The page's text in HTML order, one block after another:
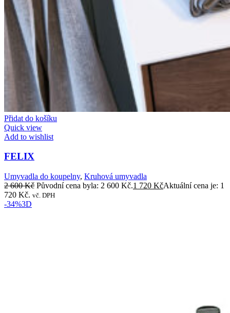
Přidat do košíku
Quick view
Add to wishlist
FELIX
Umyvadla do koupelny, Kruhová umyvadla
2 600Kč Původní cena byla: 2 600 Kč.1 720 KčAktuální cena je: 1
720 Kč. vč. DPH
-34%3D